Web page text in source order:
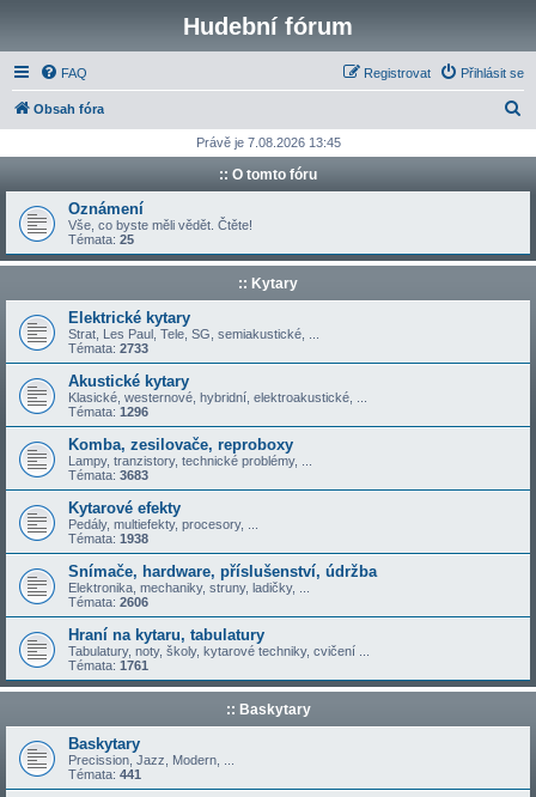
Hudební fórum
FAQ Přihlásit se
Registrovat
Obsah fóra
d
t
Právě je 7.08.2026 13:45
:: O tomto fóru
Oznámení
Vše, co byste měli vědět. Čtěte!
Témata: 25
:: Kytary
Elektrické kytary
Strat, Les Paul, Tele, SG, semiakustické, ...
Témata: 2733
Akustické kytary
Klasické, westernové, hybridní, elektroakustické, ...
Témata: 1296
Komba, zesilovače, reproboxy
Lampy, tranzistory, technické problémy, ...
Témata: 3683
Kytarové efekty
Pedály, multiefekty, procesory, ...
Témata: 1938
Snímače, hardware, příslušenství, údržba
Elektronika, mechaniky, struny, ladičky, ...
Témata: 2606
Hraní na kytaru, tabulatury
Tabulatury, noty, školy, kytarové techniky, cvičení ...
Témata: 1761
:: Baskytary
Baskytary
Precission, Jazz, Modern, ...
Témata: 441